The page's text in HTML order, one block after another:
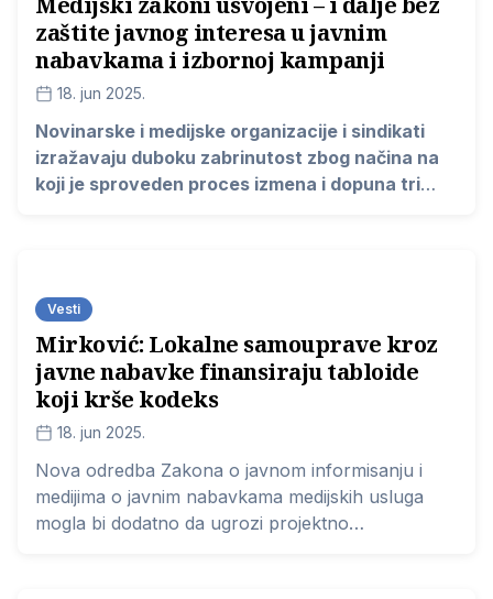
zaštite javnog interesa u javnim
nabavkama i izbornoj kampanji
18. jun 2025.
Novinarske i medijske organizacije i sindikati
izražavaju duboku zabrinutost zbog načina na
koji je sproveden proces izmena i dopuna tri
skupština Republike Srbije usvojila u ponedeljak,
16. juna 2025. godine.
Vesti
Mirković: Lokalne samouprave kroz
javne nabavke finansiraju tabloide
koji krše kodeks
18. jun 2025.
Nova odredba Zakona o javnom informisanju i
medijima o javnim nabavkama medijskih usluga
mogla bi dodatno da ugrozi projektno